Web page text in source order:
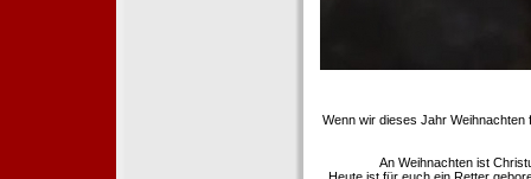
Wenn wir dieses Jahr
An Weihnachten ist